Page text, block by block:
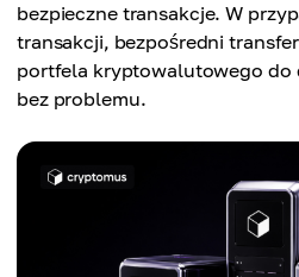
bezpieczne transakcje. W
transakcji, bezpośredni
portfela kryptowalutowego do
bez problemu.